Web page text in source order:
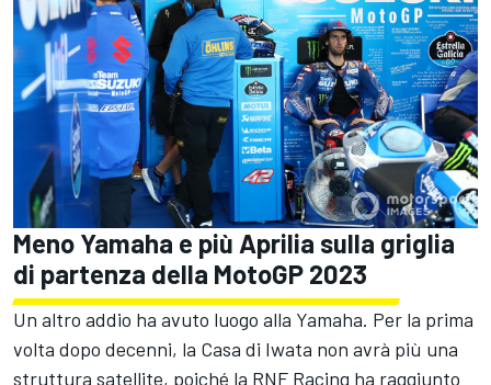
Meno Yamaha e più Aprilia sulla griglia
di partenza della MotoGP 2023
Un altro addio ha avuto luogo alla Yamaha. Per la prima
volta dopo decenni, la Casa di Iwata non avrà più una
struttura satellite, poiché la RNF Racing ha raggiunto